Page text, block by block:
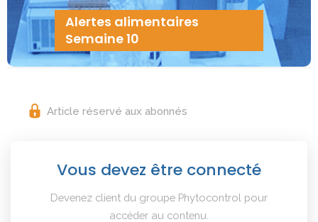
Alertes alimentaires
Semaine 10
Article réservé aux abonnés
Vous devez être connecté
Devenez client du groupe Phytocontrol pour
accéder au contenu.